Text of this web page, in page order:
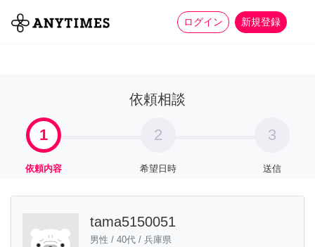
ログイン 新規登録
全て 家事 more_horiz
依頼相談
1
依頼内容
2
希望日時
3
送信
tama5150051
男性 / 40代 / 兵庫県